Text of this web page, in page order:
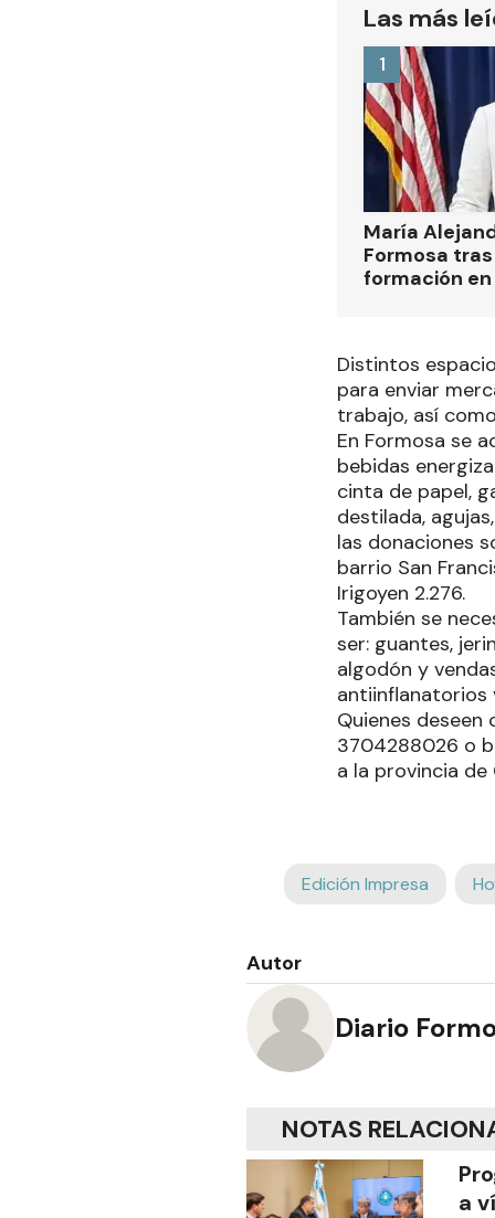
Las más
María
Formosa
formación
1
Distintos
para enviar
trabajo, así
En Formosa se
bebidas
cinta de papel,
destilada,
las donaciones
barrio San
Irigoyen 2.276.
También se
ser: guantes,
algodón y
antiinflanatorios
Quienes deseen
3704288026 o
a la provincia
Edición Impresa
Autor
Diario
NOTAS
a